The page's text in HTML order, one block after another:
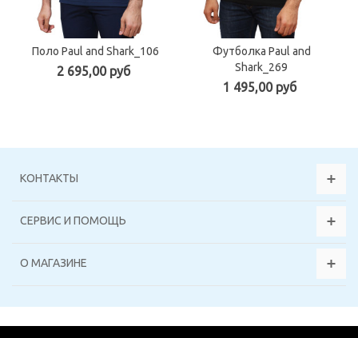
Поло Paul and Shark_106
2 695,00 руб
Футболка Paul and
Shark_269
1 495,00 руб
КОНТАКТЫ
СЕРВИС И ПОМОЩЬ
О МАГАЗИНЕ